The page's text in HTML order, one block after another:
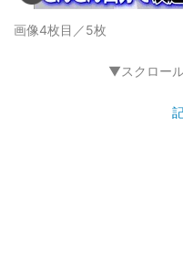
画像4枚目／5枚
▼スクロー